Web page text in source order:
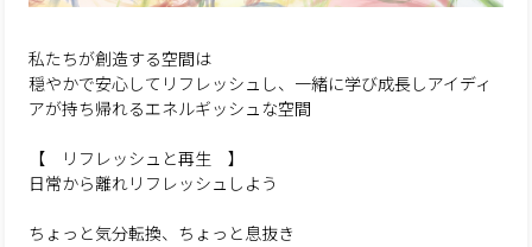
私たちが創造する空間は
穏やかで安心してリフレッシュし、一緒に学び成長しアイディ
アが持ち帰れるエネルギッシュな空間
【 リフレッシュと再生 】
日常から離れリフレッシュしよう
ちょっと気分転換、ちょっと息抜き